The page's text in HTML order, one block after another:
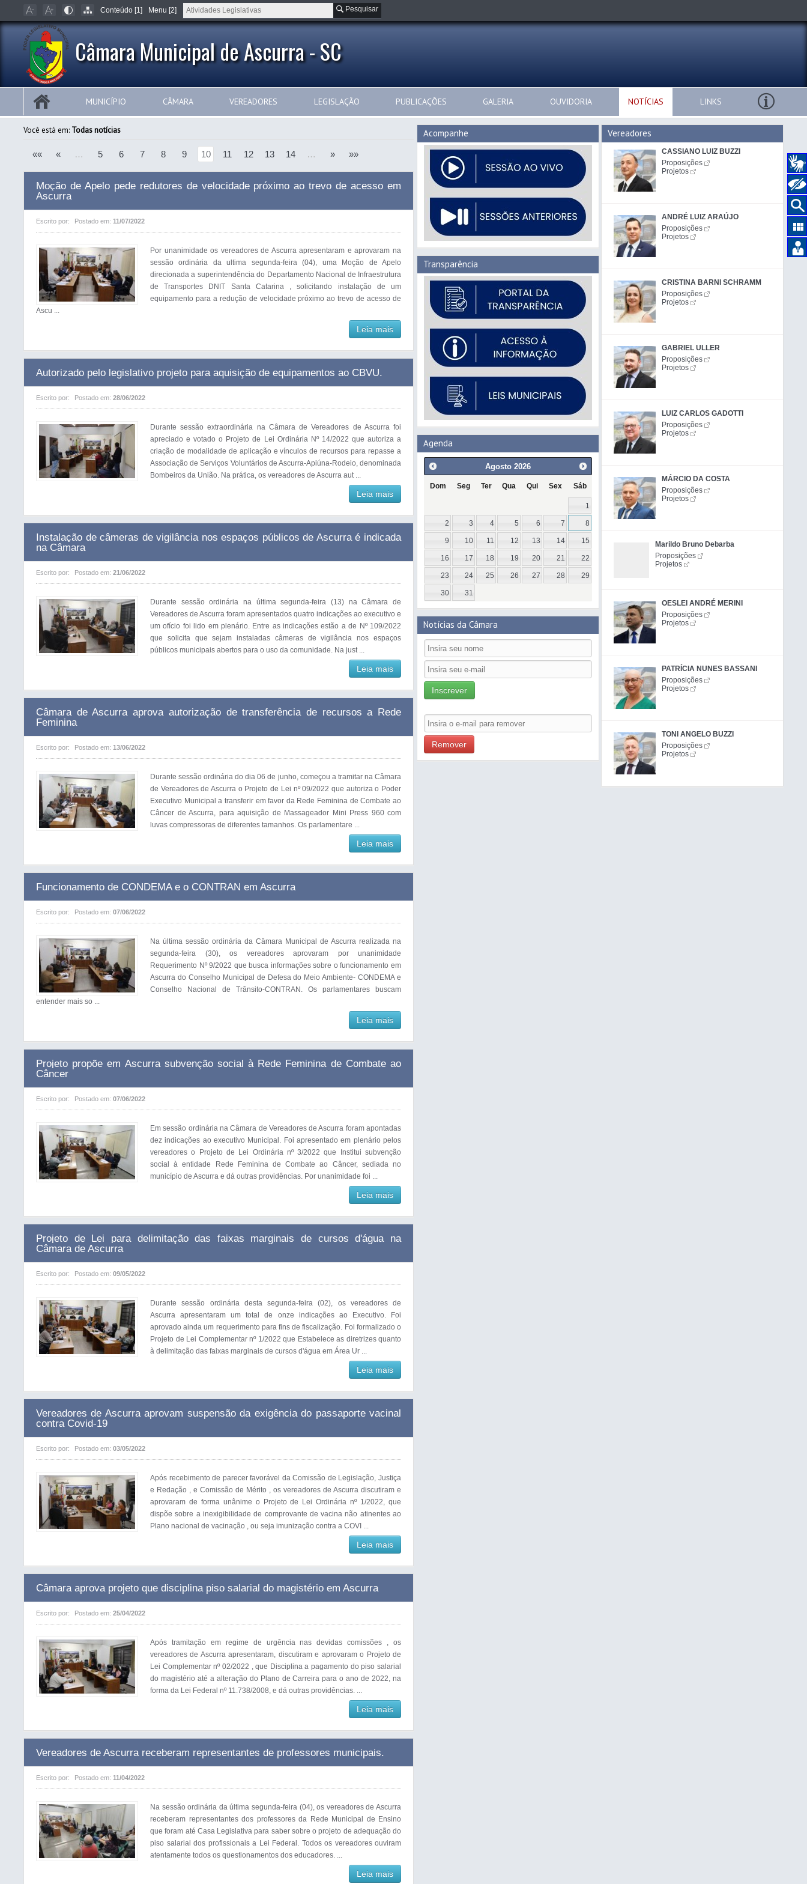
Conteúdo [1] Menu [2] Pesquisar
Câmara Municipal de Ascurra - SC
MUNICÍPIO CÂMARA VEREADORES LEGISLAÇÃO PUBLICAÇÕES GALERIA OUVIDORIA NOTÍCIAS LINKS
Você está em: Todas notícias
«« « … 5 6 7 8 9 10 11 12 13 14 … » »»
Moção de Apelo pede redutores de velocidade próximo ao trevo de acesso em
Ascurra
Escrito por: Postado em: 11/07/2022
Por unanimidade os vereadores de Ascurra apresentaram e aprovaram na
sessão ordinária da ultima segunda-feira (04), uma Moção de Apelo
direcionada a superintendência do Departamento Nacional de Infraestrutura
de Transportes DNIT Santa Catarina , solicitando instalação de um
equipamento para a redução de velocidade próximo ao trevo de acesso de
Ascu ...
Leia mais
Autorizado pelo legislativo projeto para aquisição de equipamentos ao CBVU.
Escrito por: Postado em: 28/06/2022
Durante sessão extraordinária na Câmara de Vereadores de Ascurra foi
apreciado e votado o Projeto de Lei Ordinária Nº 14/2022 que autoriza a
criação de modalidade de aplicação e vínculos de recursos para repasse a
Associação de Serviços Voluntários de Ascurra-Apiúna-Rodeio, denominada
Bombeiros da União. Na prática, os vereadores de Ascurra aut ...
Leia mais
Instalação de câmeras de vigilância nos espaços públicos de Ascurra é indicada
na Câmara
Escrito por: Postado em: 21/06/2022
Durante sessão ordinária na última segunda-feira (13) na Câmara de
Vereadores de Ascurra foram apresentados quatro indicações ao executivo e
um ofício foi lido em plenário. Entre as indicações estão a de Nº 109/2022
que solicita que sejam instaladas câmeras de vigilância nos espaços
públicos municipais abertos para o uso da comunidade. Na just ...
Leia mais
Câmara de Ascurra aprova autorização de transferência de recursos a Rede
Feminina
Escrito por: Postado em: 13/06/2022
Durante sessão ordinária do dia 06 de junho, começou a tramitar na Câmara
de Vereadores de Ascurra o Projeto de Lei nº 09/2022 que autoriza o Poder
Executivo Municipal a transferir em favor da Rede Feminina de Combate ao
Câncer de Ascurra, para aquisição de Massageador Mini Press 960 com
luvas compressoras de diferentes tamanhos. Os parlamentare ...
Leia mais
Funcionamento de CONDEMA e o CONTRAN em Ascurra
Escrito por: Postado em: 07/06/2022
Na última sessão ordinária da Câmara Municipal de Ascurra realizada na
segunda-feira (30), os vereadores aprovaram por unanimidade
Requerimento Nº 9/2022 que busca informações sobre o funcionamento em
Ascurra do Conselho Municipal de Defesa do Meio Ambiente- CONDEMA e
Conselho Nacional de Trânsito-CONTRAN. Os parlamentares buscam
entender mais so ...
Leia mais
Projeto propõe em Ascurra subvenção social à Rede Feminina de Combate ao
Câncer
Escrito por: Postado em: 07/06/2022
Em sessão ordinária na Câmara de Vereadores de Ascurra foram apontadas
dez indicações ao executivo Municipal. Foi apresentado em plenário pelos
vereadores o Projeto de Lei Ordinária nº 3/2022 que Institui subvenção
social à entidade Rede Feminina de Combate ao Câncer, sediada no
município de Ascurra e dá outras providências. Por unanimidade foi ...
Leia mais
Projeto de Lei para delimitação das faixas marginais de cursos d'água na
Câmara de Ascurra
Escrito por: Postado em: 09/05/2022
Durante sessão ordinária desta segunda-feira (02), os vereadores de
Ascurra apresentaram um total de onze indicações ao Executivo. Foi
aprovado ainda um requerimento para fins de fiscalização. Foi formalizado o
Projeto de Lei Complementar nº 1/2022 que Estabelece as diretrizes quanto
à delimitação das faixas marginais de cursos d'água em Área Ur ...
Leia mais
Vereadores de Ascurra aprovam suspensão da exigência do passaporte vacinal
contra Covid-19
Escrito por: Postado em: 03/05/2022
Após recebimento de parecer favorável da Comissão de Legislação, Justiça
e Redação , e Comissão de Mérito , os vereadores de Ascurra discutiram e
aprovaram de forma unânime o Projeto de Lei Ordinária nº 1/2022, que
dispõe sobre a inexigibilidade de comprovante de vacina não atinentes ao
Plano nacional de vacinação , ou seja imunização contra a COVI ...
Leia mais
Câmara aprova projeto que disciplina piso salarial do magistério em Ascurra
Escrito por: Postado em: 25/04/2022
Após tramitação em regime de urgência nas devidas comissões , os
vereadores de Ascurra apresentaram, discutiram e aprovaram o Projeto de
Lei Complementar nº 02/2022 , que Disciplina a pagamento do piso salarial
do magistério até a alteração do Plano de Carreira para o ano de 2022, na
forma da Lei Federal nº 11.738/2008, e dá outras providências. ...
Leia mais
Vereadores de Ascurra receberam representantes de professores municipais.
Escrito por: Postado em: 11/04/2022
Na sessão ordinária da última segunda-feira (04), os vereadores de Ascurra
receberam representantes dos professores da Rede Municipal de Ensino
que foram até Casa Legislativa para saber sobre o projeto de adequação do
piso salarial dos profissionais a Lei Federal. Todos os vereadores ouviram
atentamente todos os questionamentos dos educadores. ...
Leia mais
Vereadores
CASSIANO LUIZ BUZZI
Proposições
Projetos
ANDRÉ LUIZ ARAÚJO
Proposições
Projetos
CRISTINA BARNI SCHRAMM
Proposições
Projetos
GABRIEL ULLER
Proposições
Projetos
LUIZ CARLOS GADOTTI
Proposições
Projetos
MÁRCIO DA COSTA
Proposições
Projetos
Marildo Bruno Debarba
Proposições
Projetos
OESLEI ANDRÉ MERINI
Proposições
Projetos
PATRÍCIA NUNES BASSANI
Proposições
Projetos
TONI ANGELO BUZZI
Proposições
Projetos
Acompanhe
Transparência
Agenda
Agosto 2026
Dom Seg Ter Qua Qui Sex Sáb
1
2 3 4 5 6 7 8
9 10 11 12 13 14 15
16 17 18 19 20 21 22
23 24 25 26 27 28 29
30 31
Notícias da Câmara
Inscrever
Remover